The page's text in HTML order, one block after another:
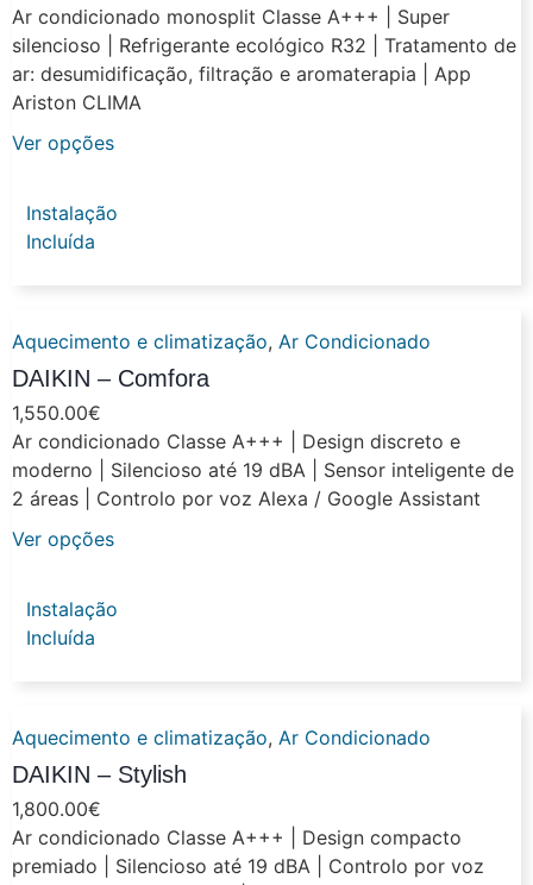
Ar condicionado monosplit Classe A+++ | Super
silencioso | Refrigerante ecológico R32 | Tratamento de
ar: desumidificação, filtração e aromaterapia | App
Ariston CLIMA
Ver opções
Instalação
Incluída
Aquecimento e climatização, Ar Condicionado
DAIKIN – Comfora
1,550.00€
Ar condicionado Classe A+++ | Design discreto e
moderno | Silencioso até 19 dBA | Sensor inteligente de
2 áreas | Controlo por voz Alexa / Google Assistant
Ver opções
Instalação
Incluída
Aquecimento e climatização, Ar Condicionado
DAIKIN – Stylish
1,800.00€
Ar condicionado Classe A+++ | Design compacto
premiado | Silencioso até 19 dBA | Controlo por voz